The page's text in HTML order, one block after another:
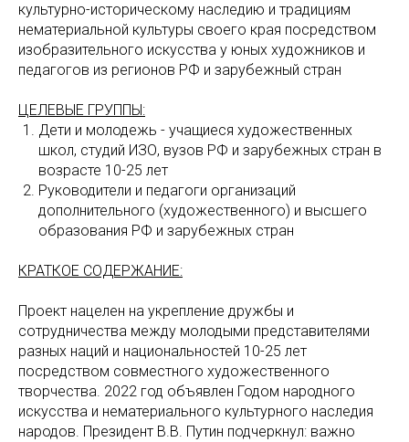
культурно-историческому наследию и традициям
нематериальной культуры своего края посредством
изобразительного искусства у юных художников и
педагогов из регионов РФ и зарубежный стран
ЦЕЛЕВЫЕ ГРУППЫ:
Дети и молодежь - учащиеся художественных
школ, студий ИЗО, вузов РФ и зарубежных стран в
возрасте 10-25 лет
Руководители и педагоги организаций
дополнительного (художественного) и высшего
образования РФ и зарубежных стран
КРАТКОЕ СОДЕРЖАНИЕ:
Проект нацелен на укрепление дружбы и
сотрудничества между молодыми представителями
разных наций и национальностей 10-25 лет
посредством совместного художественного
творчества. 2022 год объявлен Годом народного
искусства и нематериального культурного наследия
народов. Президент В.В. Путин подчеркнул: важно